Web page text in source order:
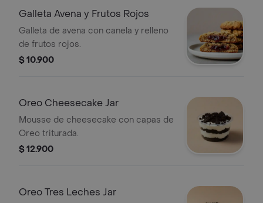
Galleta Avena y Frutos Rojos
Galleta de avena con canela y relleno
de frutos rojos.
$ 10.900
Oreo Cheesecake Jar
Mousse de cheesecake con capas de
Oreo triturada.
$ 12.900
Oreo Tres Leches Jar